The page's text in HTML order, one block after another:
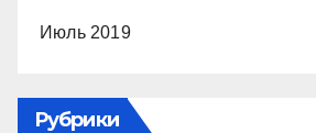
Июль 2019
Рубрики